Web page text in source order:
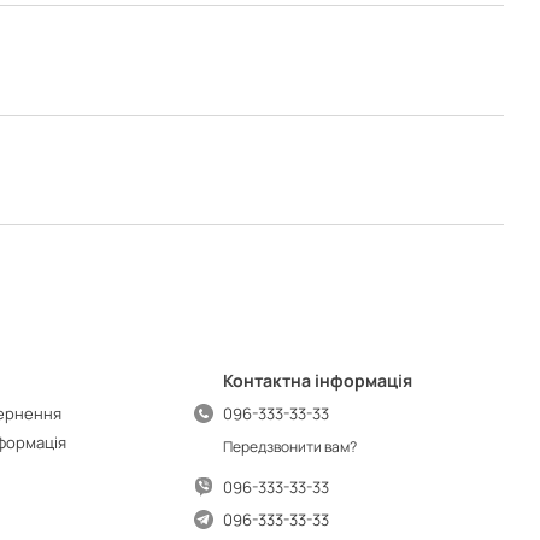
Контактна інформація
096-333-33-33
Передзвонити вам?
096-333-33-33
096-333-33-33